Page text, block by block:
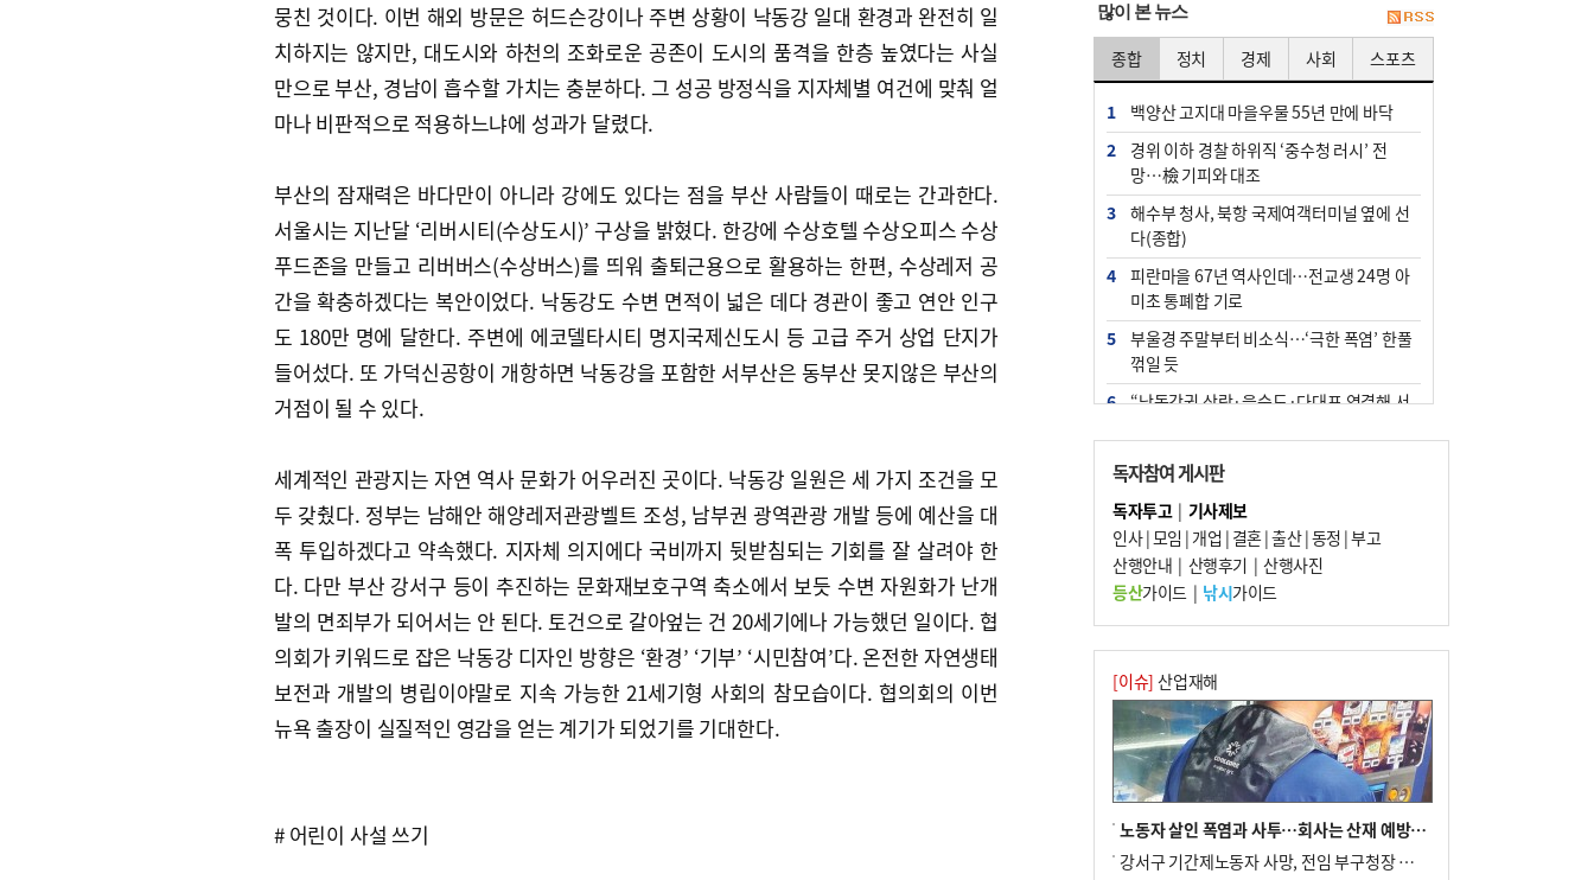
뭉친 것이다. 이번 해외 방문은 허드슨강이나 주변 상황이 낙동강 일대 환경과 완전히 일
치하지는 않지만, 대도시와 하천의 조화로운 공존이 도시의 품격을 한층 높였다는 사실
만으로 부산, 경남이 흡수할 가치는 충분하다. 그 성공 방정식을 지자체별 여건에 맞춰 얼
마나 비판적으로 적용하느냐에 성과가 달렸다.
부산의 잠재력은 바다만이 아니라 강에도 있다는 점을 부산 사람들이 때로는 간과한다.
서울시는 지난달 ‘리버시티(수상도시)’ 구상을 밝혔다. 한강에 수상호텔 수상오피스 수상
푸드존을 만들고 리버버스(수상버스)를 띄워 출퇴근용으로 활용하는 한편, 수상레저 공
간을 확충하겠다는 복안이었다. 낙동강도 수변 면적이 넓은 데다 경관이 좋고 연안 인구
도 180만 명에 달한다. 주변에 에코델타시티 명지국제신도시 등 고급 주거 상업 단지가
들어섰다. 또 가덕신공항이 개항하면 낙동강을 포함한 서부산은 동부산 못지않은 부산의
거점이 될 수 있다.
세계적인 관광지는 자연 역사 문화가 어우러진 곳이다. 낙동강 일원은 세 가지 조건을 모
두 갖췄다. 정부는 남해안 해양레저관광벨트 조성, 남부권 광역관광 개발 등에 예산을 대
폭 투입하겠다고 약속했다. 지자체 의지에다 국비까지 뒷받침되는 기회를 잘 살려야 한
다. 다만 부산 강서구 등이 추진하는 문화재보호구역 축소에서 보듯 수변 자원화가 난개
발의 면죄부가 되어서는 안 된다. 토건으로 갈아엎는 건 20세기에나 가능했던 일이다. 협
의회가 키워드로 잡은 낙동강 디자인 방향은 ‘환경’ ‘기부’ ‘시민참여’다. 온전한 자연생태
보전과 개발의 병립이야말로 지속 가능한 21세기형 사회의 참모습이다. 협의회의 이번
뉴욕 출장이 실질적인 영감을 얻는 계기가 되었기를 기대한다.
# 어린이 사설 쓰기
많이 본 뉴스
종합 정치 경제 사회 스포츠
1
백양산 고지대 마을우물 55년 만에 바닥
2
경위 이하 경찰 하위직 ‘중수청 러시’ 전
망…檢 기피와 대조
3
해수부 청사, 북항 국제여객터미널 옆에 선
다(종합)
4
피란마을 67년 역사인데…전교생 24명 아
미초 통폐합 기로
5
부울경 주말부터 비소식…‘극한 폭염’ 한풀
꺾일 듯
6
“낙동강권 삼락·을숙도·다대포 연결해 서
7
오늘의 날씨- 2026년 8월 7일
8
외국인 선원 ‘인신매매 경유지’ 된 부산…
우려가 현실로
9
[사설] 해수부 신청사 북항으로 확정, 해양
수도 도약의 전환점
10 르노 못 타는 부산시장…관용차 규정에 막
힌 지역기업 응원
독자참여 게시판
독자투고| 기사제보
인사|모임 | 개업 | 결혼|출산|동정 |부고
산행안내 | 산행후기 | 산행사진
등산가이드| 낚시가이드
[이슈] 산업재해
노동자 살인 폭염과 사투…회사는 산재 예방·전기료 절감 전력
강서구 기간제노동자 사망, 전임 부구청장 檢 송치